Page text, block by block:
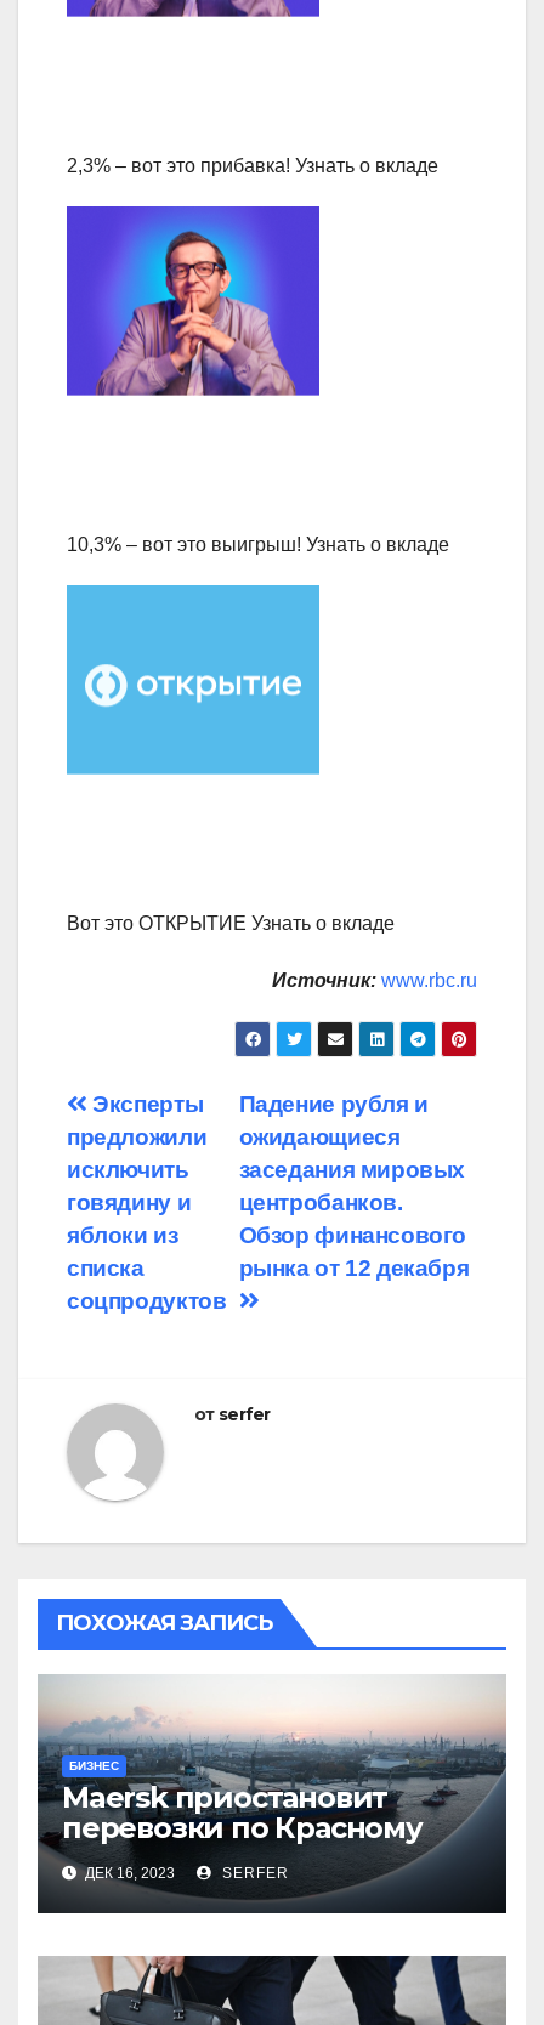
2,3% – вот это прибавка! Узнать о вкладе
10,3% – вот это выигрыш! Узнать о вкладе
Вот это ОТКРЫТИЕ Узнать о вкладе
Источник: www.rbc.ru
Навигация
по
записям
Падение рубля и
ожидающиеся
заседания мировых
центробанков.
Обзор финансового
рынка от 12 декабря
Эксперты
предложили
исключить
говядину и
яблоки из
списка
соцпродуктов
от serfer
ПОХОЖАЯ ЗАПИСЬ
БИЗНЕС
Maersk приостановит
перевозки по Красному
морю после атак хуситов
ДЕК 16, 2023 SERFER